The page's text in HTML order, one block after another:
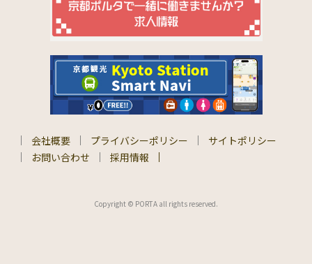
会社概要 プライバシーポリシー
サイトポリシー
お問い合わせ
採用情報
Copyright © PORTA all rights reserved.